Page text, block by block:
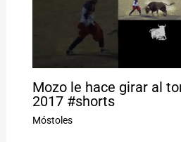
Mozo le hace girar al
2017 #shorts
Móstoles